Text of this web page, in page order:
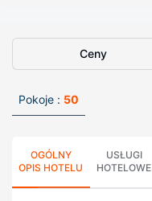
Ceny
Pokoje : 50
OGÓLNY
OPIS HOTELU
USŁUGI
HOTELOWE